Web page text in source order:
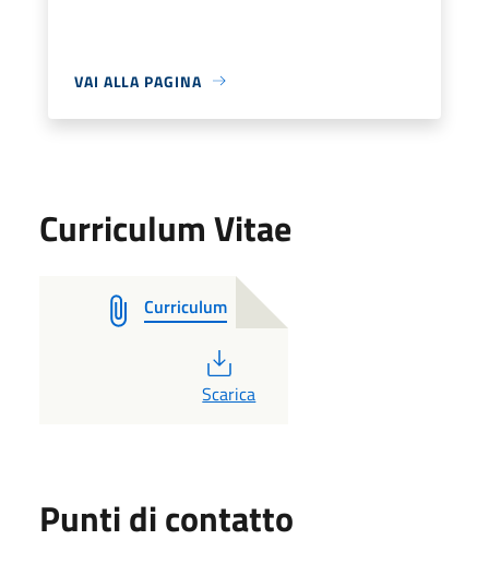
VAI ALLA PAGINA
Curriculum Vitae
Curriculum
PDF
Scarica
Punti di contatto